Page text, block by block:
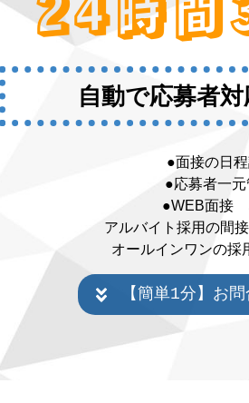
自動で応募者
●面接の日
●応募者一元
●WEB面接
アルバイト採用の間
オールインワンの採
【簡単1分】お